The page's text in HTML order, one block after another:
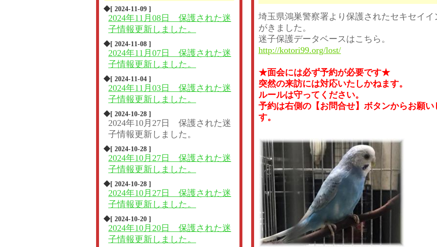
◆[ 2024-11-09 ]
2024年11月08日 保護された迷
子情報更新しました。
◆[ 2024-11-08 ]
2024年11月07日 保護された迷
子情報更新しました。
◆[ 2024-11-04 ]
2024年11月03日 保護された迷
子情報更新しました。
◆[ 2024-10-28 ]
2024年10月27日 保護された迷
子情報更新しました。
◆[ 2024-10-28 ]
2024年10月27日 保護された迷
子情報更新しました。
◆[ 2024-10-28 ]
2024年10月27日 保護された迷
子情報更新しました。
◆[ 2024-10-20 ]
2024年10月20日 保護された迷
子情報更新しました。
埼玉県鴻巣警察署より保護されたセキセイイ
がきました。
迷子保護データベースはこちら。
http://kotori99.org/lost/
★面会には必ず予約が必要です★
突然の来訪には対応いたしかねます。
ルールは守ってください。
予約は右側の【お問合せ】ボタンからお願い
す。